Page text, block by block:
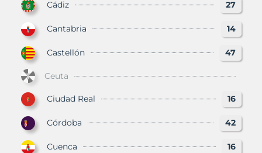
Cádiz 27
Cantabria 14
Castellón 47
Ceuta
Ciudad Real 16
Córdoba 42
Cuenca 16